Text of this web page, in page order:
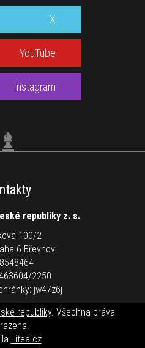
X
YouTube
Instagram
republiky z. s.
100/2
6-Břevnov
2250
jw47z6j
republiky. Všechna práva
Litea.cz